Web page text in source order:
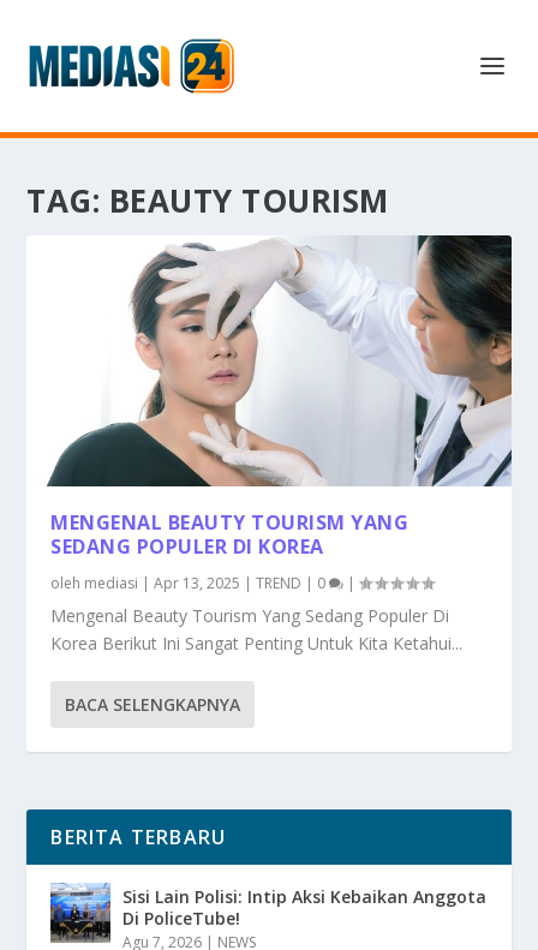
TAG: BEAUTY TOURISM
MENGENAL BEAUTY TOURISM YANG
SEDANG POPULER DI KOREA
oleh mediasi |Apr 13, 2025 |TREND | 0 |
Mengenal Beauty Tourism Yang Sedang Populer Di
Korea Berikut Ini Sangat Penting Untuk Kita Ketahui...
BACA SELENGKAPNYA
BERITA TERBARU
Sisi Lain Polisi: Intip Aksi Kebaikan Anggota
Di PoliceTube!
Agu 7, 2026 | NEWS